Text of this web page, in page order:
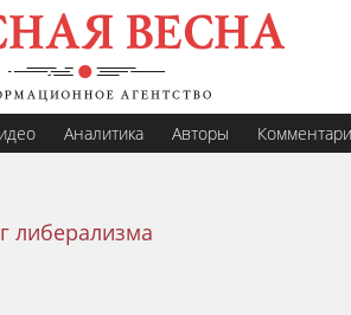
Аналитика Авторы
либерализма